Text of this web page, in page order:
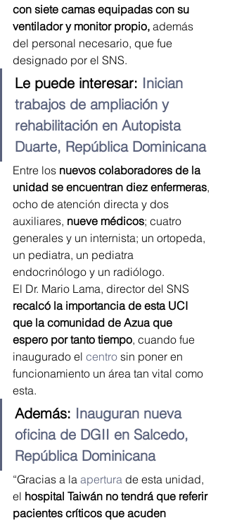
con siete camas equipadas con su
ventilador y monitor propio, además
del personal necesario, que fue
designado por el SNS.
Le puede interesar: Inician
trabajos de ampliación y
rehabilitación en Autopista
Duarte, República Dominicana
Entre los nuevos colaboradores de la
unidad se encuentran diez enfermeras,
ocho de atención directa y dos
auxiliares, nueve médicos; cuatro
generales y un internista; un ortopeda,
un pediatra, un pediatra
endocrinólogo y un radiólogo.
El Dr. Mario Lama, director del SNS
recalcó la importancia de esta UCI
que la comunidad de Azua que
espero por tanto tiempo, cuando fue
inaugurado el centro sin poner en
funcionamiento un área tan vital como
esta.
Además: Inauguran nueva
oficina de DGII en Salcedo,
República Dominicana
“Gracias a la apertura de esta unidad,
el hospital Taiwán no tendrá que referir
pacientes críticos que acuden